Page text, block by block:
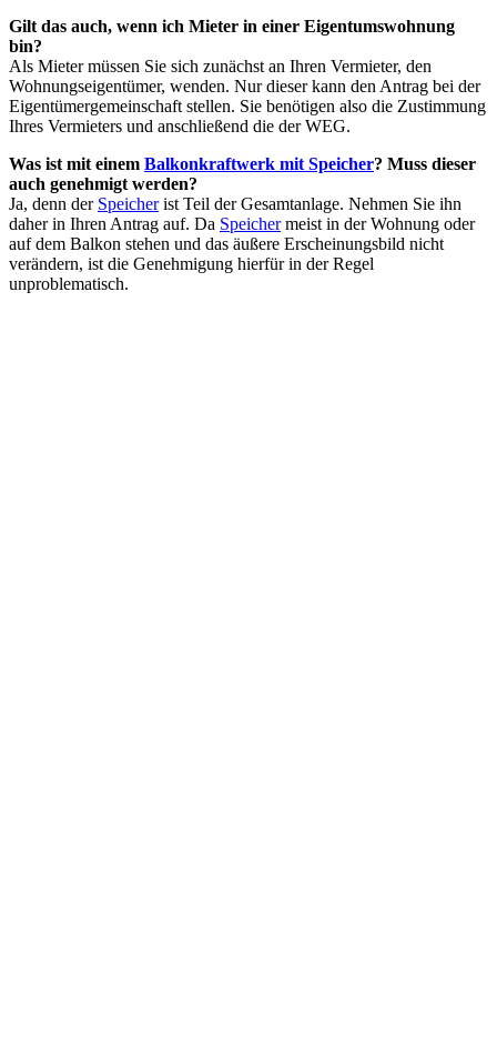
Gilt das auch, wenn ich Mieter in einer Eigentumswohnung
bin?
Als Mieter müssen Sie sich zunächst an Ihren Vermieter, den
Wohnungseigentümer, wenden. Nur dieser kann den Antrag bei der
Eigentümergemeinschaft stellen. Sie benötigen also die Zustimmung
Ihres Vermieters und anschließend die der WEG.
Was ist mit einem Balkonkraftwerk mit Speicher? Muss dieser
auch genehmigt werden?
Ja, denn der Speicherist Teil der Gesamtanlage. Nehmen Sie ihn
daher in Ihren Antrag auf. Da Speichermeist in der Wohnung oder
auf dem Balkon stehen und das äußere Erscheinungsbild nicht
verändern, ist die Genehmigung hierfür in der Regel
unproblematisch.